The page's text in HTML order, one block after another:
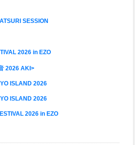
SESSION
2026 in EZO
2026 AKI>
ISLAND 2026
ISLAND 2026
2026 in EZO